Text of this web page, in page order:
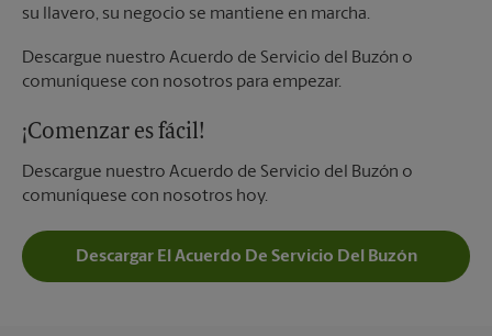
su llavero, su negocio se mantiene en marcha.
Descargue nuestro Acuerdo de Servicio del Buzón o
comuníquese con nosotros para empezar.
¡Comenzar es fácil!
Descargue nuestro Acuerdo de Servicio del Buzón o
comuníquese con nosotros hoy.
Descargar El Acuerdo De Servicio Del Buzón